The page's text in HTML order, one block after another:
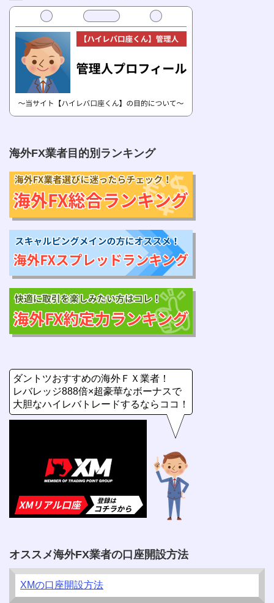
海外FX業者目的別ランキング
ダントツおすすめの海外ＦＸ業者！
レバレッジ888倍×超豪華なボーナスで
大胆なハイレバトレードするならココ！
オススメ海外FX業者の口座開設方法
XMの口座開設方法